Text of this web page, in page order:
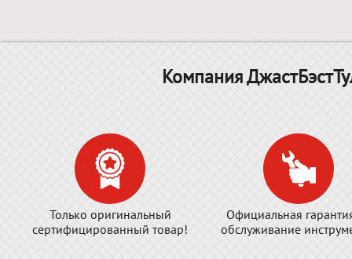
Компания
Только оригинальный
сертифицированный товар!
Официальная
обслуживание